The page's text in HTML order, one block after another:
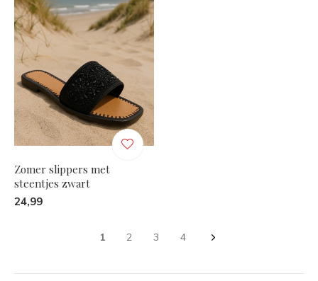
Zomer slippers met
steentjes zwart
24,99
1 2 3 4